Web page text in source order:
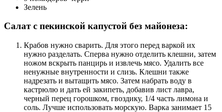
Зелень
Салат с пекинской капустой без майонеза:
Крабов нужно сварить. Для этого перед варкой их
нужно разделать. Сперва нужно отделить клешни, затем
ножом вскрыть панцирь и извлечь мясо. Удалить все
ненужные внутренности и слизь. Клешни также
надрезать и вытащить мясо. Затем набрать воду в
кастрюлю и дать ей закипеть, добавив лист лавра,
черный перец горошком, гвоздику, 1/4 часть лимона и
соль. Лучше использовать морскую. Варка занимает 15